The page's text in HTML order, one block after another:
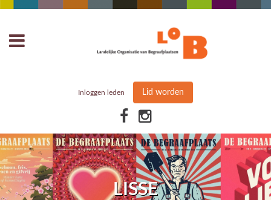
Inloggen leden Lid worden
LISSE